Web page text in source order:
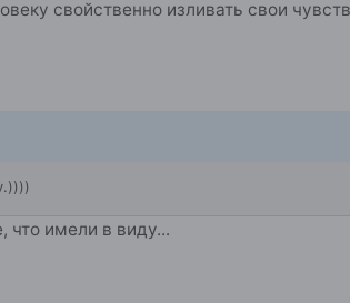
свойственно изливать свои
что имели в виду...